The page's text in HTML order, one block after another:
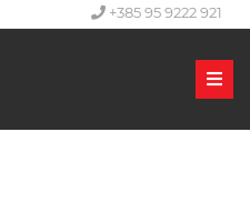
+385 95 9222 921